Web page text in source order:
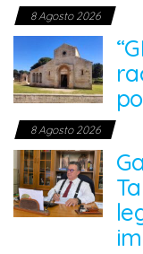
8 Agosto 2026
8 Agosto 2026